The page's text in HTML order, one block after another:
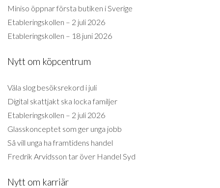
Miniso öppnar första butiken i Sverige
Etableringskollen – 2 juli 2026
Etableringskollen – 18 juni 2026
Nytt om köpcentrum
Väla slog besöksrekord i juli
Digital skattjakt ska locka familjer
Etableringskollen – 2 juli 2026
Glasskonceptet som ger unga jobb
Så vill unga ha framtidens handel
Fredrik Arvidsson tar över Handel Syd
Nytt om karriär